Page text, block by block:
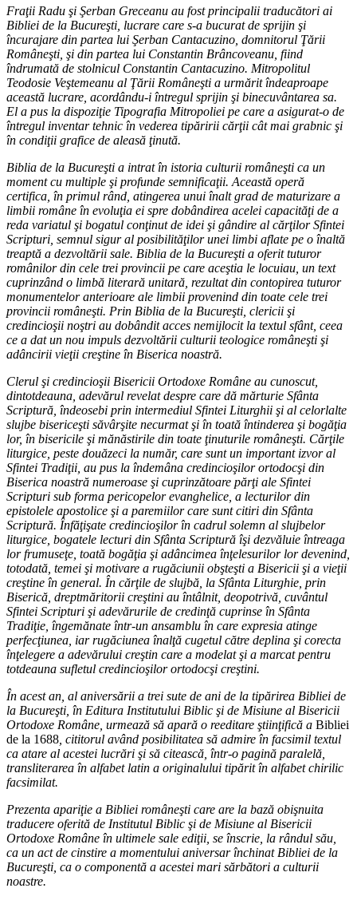
Fraţii Radu şi Şerban Greceanu au fost principalii traducători ai
Bibliei de la Bucureşti, lucrare care s-a bucurat de sprijin şi
încurajare din partea lui Şerban Cantacuzino, domnitorul Ţării
Româneşti, şi din partea lui Constantin Brâncoveanu, fiind
îndrumată de stolnicul Constantin Cantacuzino. Mitropolitul
Teodosie Veştemeanu al Ţării Româneşti a urmărit îndeaproape
această lucrare, acordându-i întregul sprijin şi binecuvântarea sa.
El a pus la dispoziţie Tipografia Mitropoliei pe care a asigurat-o de
întregul inventar tehnic în vederea tipăririi cărţii cât mai grabnic şi
în condiţii grafice de aleasă ţinută.
Biblia de la Bucureşti a intrat în istoria culturii româneşti ca un
moment cu multiple şi profunde semnificaţii. Această operă
certifica, în primul rând, atingerea unui înalt grad de maturizare a
limbii române în evoluţia ei spre dobândirea acelei capacităţi de a
reda variatul şi bogatul conţinut de idei şi gândire al cărţilor Sfintei
Scripturi, semnul sigur al posibilităţilor unei limbi aflate pe o înaltă
treaptă a dezvoltării sale. Biblia de la Bucureşti a oferit tuturor
românilor din cele trei provincii pe care aceştia le locuiau, un text
cuprinzând o limbă literară unitară, rezultat din contopirea tuturor
monumentelor anterioare ale limbii provenind din toate cele trei
provincii româneşti. Prin Biblia de la Bucureşti, clericii şi
credincioşii noştri au dobândit acces nemijlocit la textul sfânt, ceea
ce a dat un nou impuls dezvoltării culturii teologice româneşti şi
adâncirii vieţii creştine în Biserica noastră.
Clerul şi credincioşii Bisericii Ortodoxe Române au cunoscut,
dintotdeauna, adevărul revelat despre care dă mărturie Sfânta
Scriptură, îndeosebi prin intermediul Sfintei Liturghii şi al celorlalte
slujbe bisericeşti săvârşite necurmat şi în toată întinderea şi bogăţia
lor, în bisericile şi mănăstirile din toate ţinuturile româneşti. Cărţile
liturgice, peste douăzeci la număr, care sunt un important izvor al
Sfintei Tradiţii, au pus la îndemâna credincioşilor ortodocşi din
Biserica noastră numeroase şi cuprinzătoare părţi ale Sfintei
Scripturi sub forma pericopelor evanghelice, a lecturilor din
epistolele apostolice şi a paremiilor care sunt citiri din Sfânta
Scriptură. Înfăţişate credincioşilor în cadrul solemn al slujbelor
liturgice, bogatele lecturi din Sfânta Scriptură îşi dezvăluie întreaga
lor frumuseţe, toată bogăţia şi adâncimea înţelesurilor lor devenind,
totodată, temei şi motivare a rugăciunii obşteşti a Bisericii şi a vieţii
creştine în general. În cărţile de slujbă, la Sfânta Liturghie, prin
Biserică, dreptmăritorii creştini au întâlnit, deopotrivă, cuvântul
Sfintei Scripturi şi adevărurile de credinţă cuprinse în Sfânta
Tradiţie, îngemănate într-un ansamblu în care expresia atinge
perfecţiunea, iar rugăciunea înalţă cugetul către deplina şi corecta
înţelegere a adevărului creştin care a modelat şi a marcat pentru
totdeauna sufletul credincioşilor ortodocşi creştini.
În acest an, al aniversării a trei sute de ani de la tipărirea Bibliei de
la Bucureşti, în Editura Institutului Biblic şi de Misiune al Bisericii
Ortodoxe Române, urmează să apară o reeditare ştiinţifică a Bibliei
de la 1688 , cititorul având posibilitatea să admire în facsimil textul
ca atare al acestei lucrări şi să citească, într-o pagină paralelă,
transliterarea în alfabet latin a originalului tipărit în alfabet chirilic
facsimilat.
Prezenta apariţie a Bibliei româneşti care are la bază obişnuita
traducere oferită de Institutul Biblic şi de Misiune al Bisericii
Ortodoxe Române în ultimele sale ediţii, se înscrie, la rândul său,
ca un act de cinstire a momentului aniversar închinat Bibliei de la
Bucureşti, ca o componentă a acestei mari sărbători a culturii
noastre.